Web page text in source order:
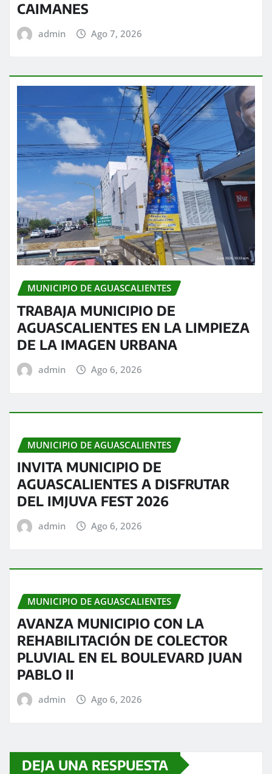
CAIMANES
admin Ago 7, 2026
MUNICIPIO DE AGUASCALIENTES
TRABAJA MUNICIPIO DE
AGUASCALIENTES EN LA LIMPIEZA
DE LA IMAGEN URBANA
admin Ago 6, 2026
MUNICIPIO DE AGUASCALIENTES
INVITA MUNICIPIO DE
AGUASCALIENTES A DISFRUTAR
DEL IMJUVA FEST 2026
admin Ago 6, 2026
MUNICIPIO DE AGUASCALIENTES
AVANZA MUNICIPIO CON LA
REHABILITACIÓN DE COLECTOR
PLUVIAL EN EL BOULEVARD JUAN
PABLO II
admin Ago 6, 2026
DEJA UNA RESPUESTA